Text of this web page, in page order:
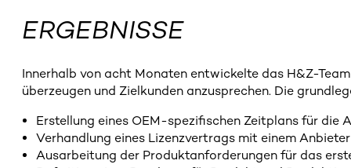
ERGEBNISSE
Innerhalb von acht Monaten entwickelte das H&Z-
überzeugen und Zielkunden anzusprechen. Die
Erstellung eines OEM-spezifischen Zeitplans für die
Verhandlung eines Lizenzvertrags mit einem
Ausarbeitung der Produktanforderungen für das